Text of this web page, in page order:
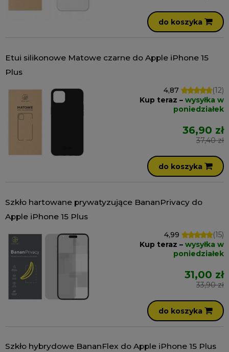
do koszyka
Etui silikonowe Matowe czarne do Apple iPhone 15
Plus
4,87
(12)
Kup teraz – wysyłka w
poniedziałek
36,90 zł
37,40 zł
do koszyka
Szkło hartowane prywatyzujące BananPrivacy do
Apple iPhone 15 Plus
4,99
(15)
Kup teraz – wysyłka w
poniedziałek
31,00 zł
33,90 zł
do koszyka
Szkło hybrydowe BananFlex do Apple iPhone 15 Plus